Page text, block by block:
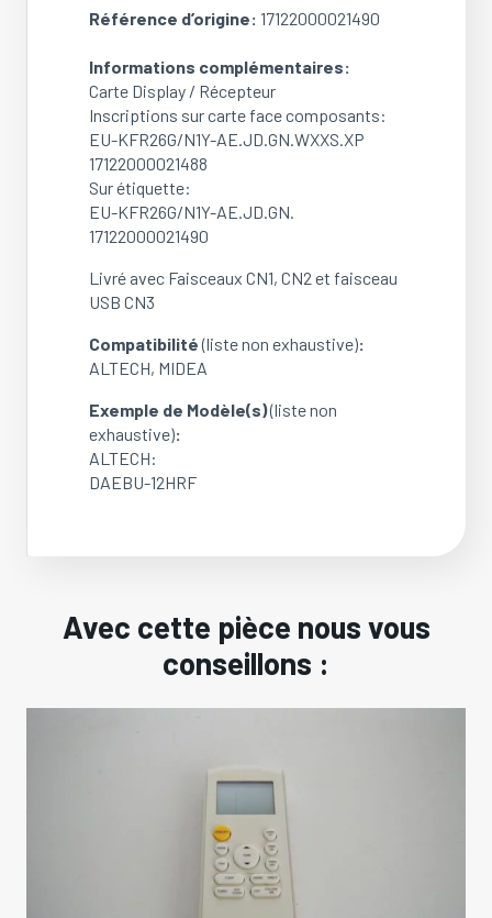
DAEBU-
(Ref:
17122000021490)
(OCCASION)
Référence d’origine: 17122000021490
Informations complémentaires:
Carte Display / Récepteur
Inscriptions sur carte face composants:
EU-KFR26G/N1Y-AE.JD.GN.WXXS.XP
17122000021488
Sur étiquette:
EU-KFR26G/N1Y-AE.JD.GN.
17122000021490
Livré avec Faisceaux CN1, CN2 et faisceau
USB CN3
Compatibilité(liste non exhaustive):
ALTECH, MIDEA
Exemple de Modèle(s)(liste non
exhaustive):
ALTECH:
DAEBU-12HRF
Avec cette pièce nous vous
conseillons :